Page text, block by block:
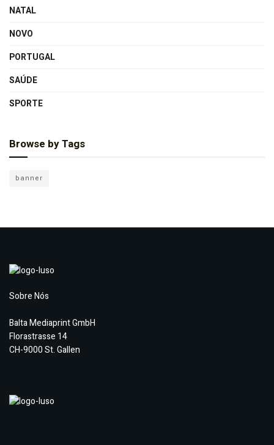
NATAL
NOVO
PORTUGAL
SAÚDE
SPORTE
Browse by Tags
banner
Sobre Nós
Balta Mediaprint GmbH
Florastrasse 14
CH-9000 St. Gallen